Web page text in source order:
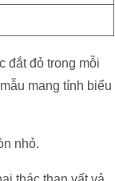
đắt đỏ trong mỗi
mang tính biểu
nhỏ.